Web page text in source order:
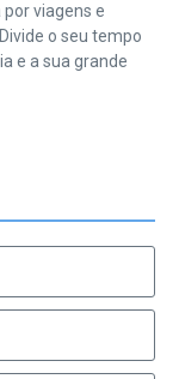
viagens e
o seu tempo
e a sua grande